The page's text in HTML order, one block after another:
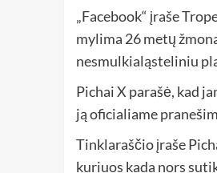
„Facebook“ įraše
mylima 26 metų
nesmulkialąsteliniu
Pichai X parašė, kad
ją oficialiame
Tinklaraščio įraše
kuriuos kada nors